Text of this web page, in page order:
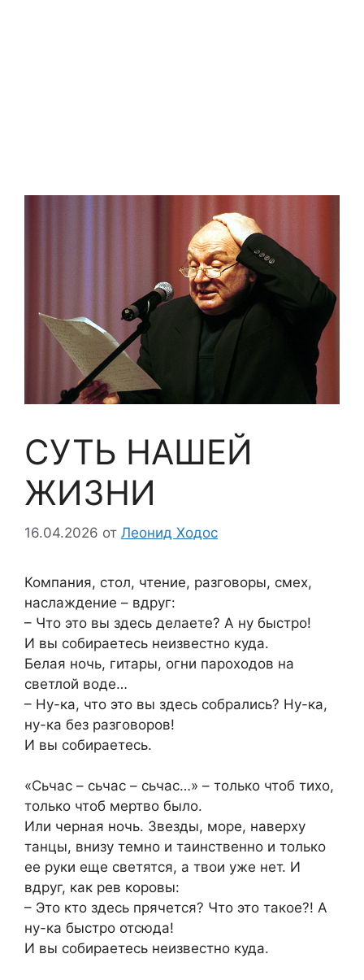
СУТЬ НАШЕЙ
ЖИЗНИ
16.04.2026 от Леонид Ходос
Компания, стол, чтение, разговоры, смех,
наслаждение – вдруг:
– Что это вы здесь делаете? А ну быстро!
И вы собираетесь неизвестно куда.
Белая ночь, гитары, огни пароходов на
светлой воде…
– Ну-ка, что это вы здесь собрались? Ну-ка,
ну-ка без разговоров!
И вы собираетесь.
«Сьчас – сьчас – сьчас…» – только чтоб тихо,
только чтоб мертво было.
Или черная ночь. Звезды, море, наверху
танцы, внизу темно и таинственно и только
ее руки еще светятся, а твои уже нет. И
вдруг, как рев коровы:
– Это кто здесь прячется? Что это такое?! А
ну-ка быстро отсюда!
И вы собираетесь неизвестно куда.